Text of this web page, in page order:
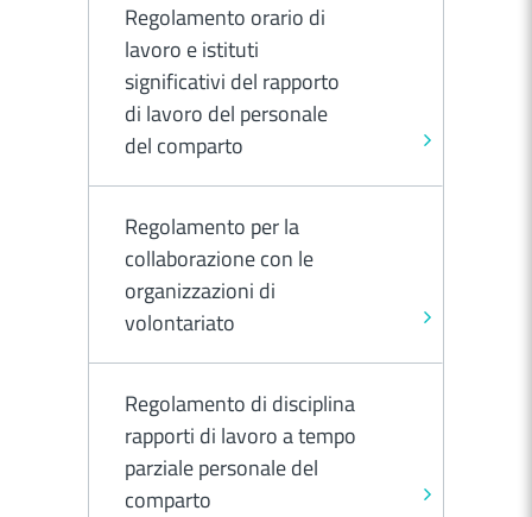
Regolamento orario di
lavoro e istituti
significativi del rapporto
di lavoro del personale
del comparto
Regolamento per la
collaborazione con le
organizzazioni di
volontariato
Regolamento di disciplina
rapporti di lavoro a tempo
parziale personale del
comparto